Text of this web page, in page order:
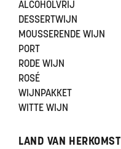
ALCOHOLVRIJ
DESSERTWIJN
MOUSSERENDE WIJN
PORT
RODE WIJN
ROSÉ
WIJNPAKKET
WITTE WIJN
LAND VAN HERKOMST